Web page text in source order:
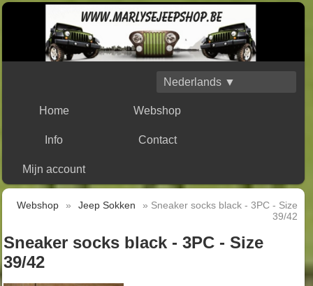
Nederlands ▼
Home Webshop
Info Contact
Mijn account
Webshop » Jeep Sokken
» Sneaker socks black - 3PC - Size
39/42
Sneaker socks black - 3PC - Size
39/42